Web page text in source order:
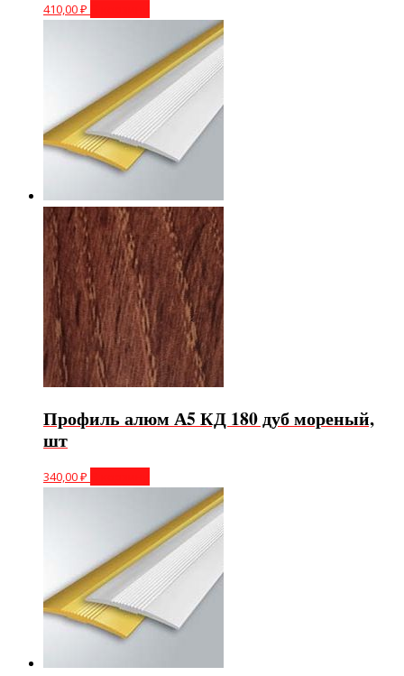
410,00₽
Профиль алюм А5 КД 180 дуб мореный,
шт
340,00₽